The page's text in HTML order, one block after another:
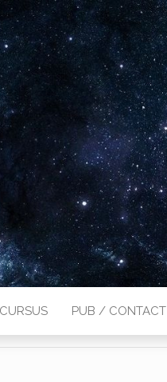
CURSUS PUB / CONTACT